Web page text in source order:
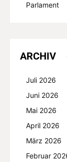
Parlament
ARCHIV
Juli 2026
Juni 2026
Mai 2026
April 2026
März 2026
Februar